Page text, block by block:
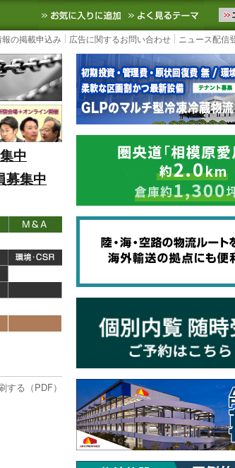
ど国内外の最新の物流ニュースをお届けし
お気に入りに追加 よ
の掲載申込み 広告に関するお問い合わせ ニュース配信
中
募集中
する（PDF）